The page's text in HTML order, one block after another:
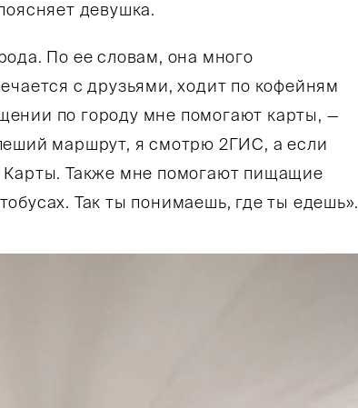
девушка.
По ее словам, она много
с друзьями, ходит по кофейням
по городу мне помогают карты, —
маршрут, я смотрю 2ГИС, а если
Также мне помогают пищащие
Так ты понимаешь, где ты едешь».